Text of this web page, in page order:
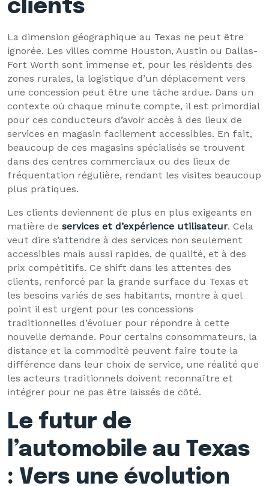
clients
La dimension géographique au Texas ne peut être
ignorée. Les villes comme Houston, Austin ou Dallas-
Fort Worth sont immense et, pour les résidents des
zones rurales, la logistique d’un déplacement vers
une concession peut être une tâche ardue. Dans un
contexte où chaque minute compte, il est primordial
pour ces conducteurs d’avoir accès à des lieux de
services en magasin facilement accessibles. En fait,
beaucoup de ces magasins spécialisés se trouvent
dans des centres commerciaux ou des lieux de
fréquentation régulière, rendant les visites beaucoup
plus pratiques.
Les clients deviennent de plus en plus exigeants en
matière de services et d’expérience utilisateur. Cela
veut dire s’attendre à des services non seulement
accessibles mais aussi rapides, de qualité, et à des
prix compétitifs. Ce shift dans les attentes des
clients, renforcé par la grande surface du Texas et
les besoins variés de ses habitants, montre à quel
point il est urgent pour les concessions
traditionnelles d’évoluer pour répondre à cette
nouvelle demande. Pour certains consommateurs, la
distance et la commodité peuvent faire toute la
différence dans leur choix de service, une réalité que
les acteurs traditionnels doivent reconnaître et
intégrer pour ne pas être laissés de côté.
Le futur de
l’automobile au Texas
: Vers une évolution